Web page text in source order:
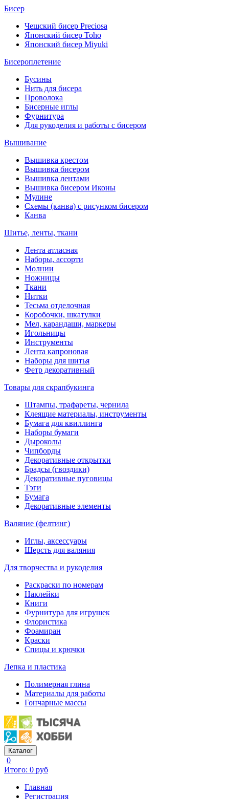
Бисер
Чешский бисер Preciosa
Японский бисер Toho
Японский бисер Miyuki
Бисероплетение
Бусины
Нить для бисера
Проволока
Бисерные иглы
Фурнитура
Для рукоделия и работы с бисером
Вышивание
Вышивка крестом
Вышивка бисером
Вышивка лентами
Вышивка бисером Иконы
Мулине
Схемы (канва) с рисунком бисером
Канва
Шитье, ленты, ткани
Лента атласная
Наборы, ассорти
Молнии
Ножницы
Ткани
Нитки
Тесьма отделочная
Коробочки, шкатулки
Мел, карандаши, маркеры
Игольницы
Инструменты
Лента капроновая
Наборы для шитья
Фетр декоративный
Товары для скрапбукинга
Штампы, трафареты, чернила
Клеящие материалы, инструменты
Бумага для квиллинга
Наборы бумаги
Дыроколы
Чипборды
Декоративные открытки
Брадсы (гвоздики)
Декоративные пуговицы
Тэги
Бумага
Декоративные элементы
Валяние (фелтинг)
Иглы, аксессуары
Шерсть для валяния
Для творчества и рукоделия
Раскраски по номерам
Наклейки
Книги
Фурнитура для игрушек
Флористика
Фоамиран
Краски
Спицы и крючки
Лепка и пластика
Полимерная глина
Материалы для работы
Гончарные массы
Каталог
0
Итого: 0 руб
Главная
Регистрация